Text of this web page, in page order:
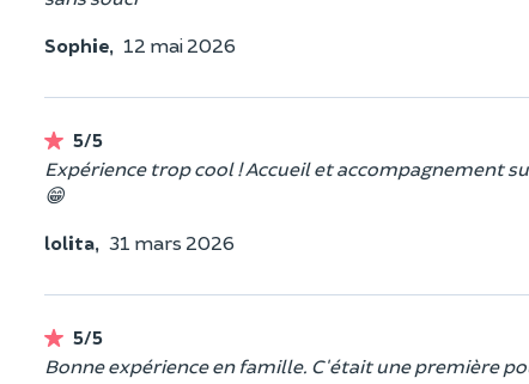
Sophie, 12 mai 2026
5/5
Expérience trop cool ! Accueil et accompagnement
😁
lolita, 31 mars 2026
5/5
Bonne expérience en famille. C'était une première